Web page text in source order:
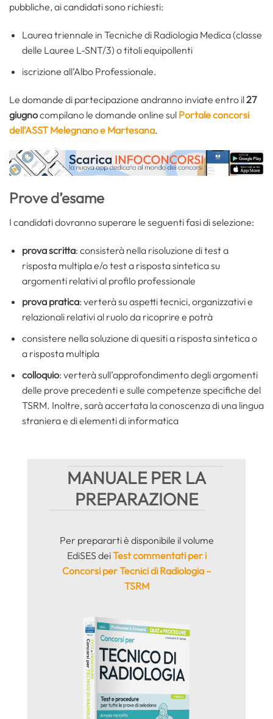
pubbliche, ai candidati sono richiesti:
Laurea triennale in Tecniche di Radiologia Medica (classe
delle Lauree L-SNT/3) o titoli equipollenti
iscrizione all’Albo Professionale.
Le domande di partecipazione andranno inviate entro il27
giugnocompilano le domande online sul Portale concorsi
dell’ASST Melegnano e Martesana.
Prove d’esame
I candidati dovranno superare le seguenti fasi di selezione:
prova scritta: consisterà nella risoluzione di test a
risposta multipla e/o test a risposta sintetica su
argomenti relativi al profilo professionale
prova pratica: verterà su aspetti tecnici, organizzativi e
relazionali relativi al ruolo da ricoprire e potrà
consistere nella soluzione di quesiti a risposta sintetica o
a risposta multipla
colloquio: verterà sull’approfondimento degli argomenti
delle prove precedenti e sulle competenze specifiche del
TSRM. Inoltre, sarà accertata la conoscenza di una lingua
straniera e di elementi di informatica
MANUALE PER LA
PREPARAZIONE
Per prepararti è disponibile il volume
EdiSES deiTest commentati per i
Concorsi per Tecnici di Radiologia –
TSRM